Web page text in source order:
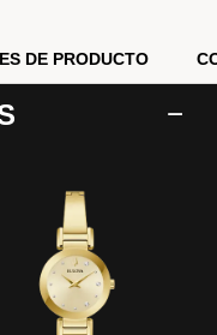
DE PRODUCTO